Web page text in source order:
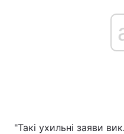
"Такі ухильні заяви